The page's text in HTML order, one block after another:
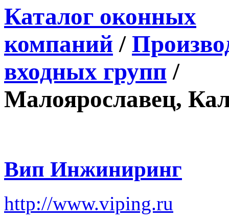
Каталог оконных
компаний /
входных групп /
Малоярославец,
Вип Инжиниринг
http://www.viping.ru